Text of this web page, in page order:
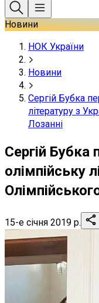
Новини
НОК України
Новини
Сергій Бубка
літературу з
Лозанні
Сергій Бубка
олімпійську
15-е січня 2019 р.